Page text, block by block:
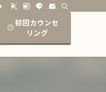
初回カウンセ
リング